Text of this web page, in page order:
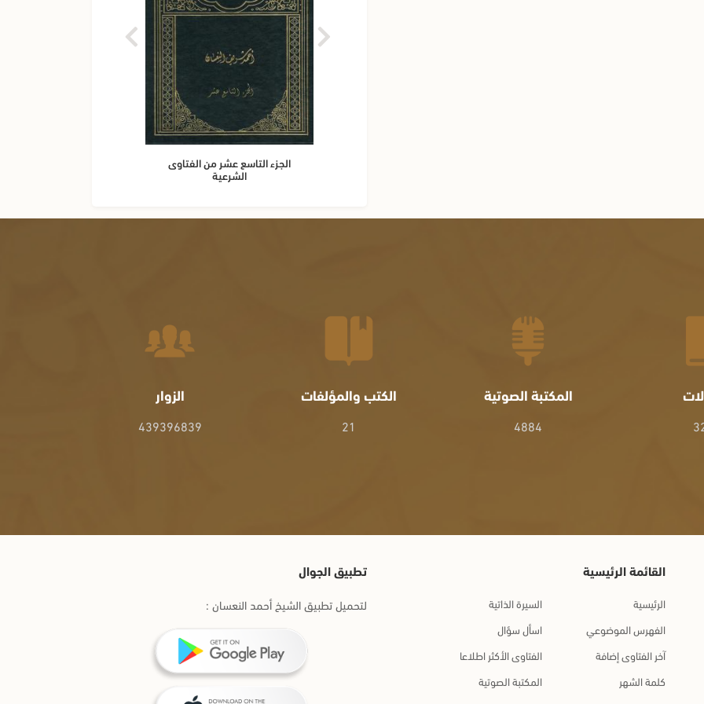
الجزء التاسع عشر من الفتاوى
الشرعية
المكتبة الصوتية
4884
الكتب والمؤلفات
21
الزوار
439396839
القائمة الرئيسية
الرئيسية
السيرة الذاتية
الفهرس الموضوعي
اسأل سؤال
آخر الفتاوى إضافة
الفتاوى الأكثر اطلاعا
كلمة الشهر
المكتبة الصوتية
تطبيق الجوال
لتحميل تطبيق الشيخ أحمد النعسان :